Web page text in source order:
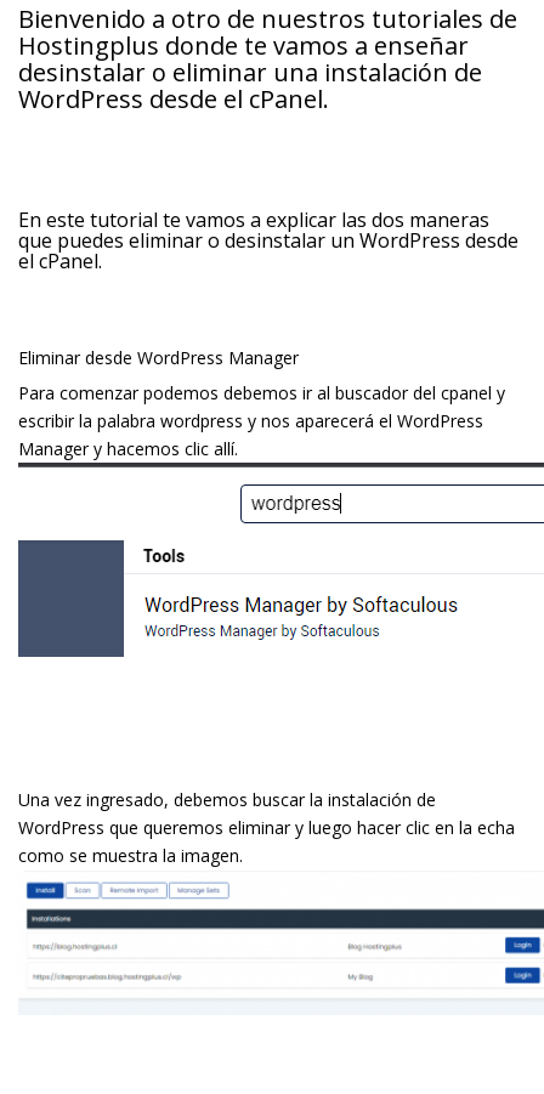
Bienvenido a otro de nuestros tutoriales de
Hostingplus donde te vamos a enseñar
desinstalar o eliminar una instalación de
WordPress desde el cPanel.
En este tutorial te vamos a explicar las dos maneras
que puedes eliminar o desinstalar un WordPress desde
el cPanel.
Eliminar desde WordPress Manager
Para comenzar podemos debemos ir al buscador del cpanel y
escribir la palabra wordpress y nos aparecerá el WordPress
Manager y hacemos clic allí.
Una vez ingresado, debemos buscar la instalación de
WordPress que queremos eliminar y luego hacer clic en la flecha
como se muestra la imagen.